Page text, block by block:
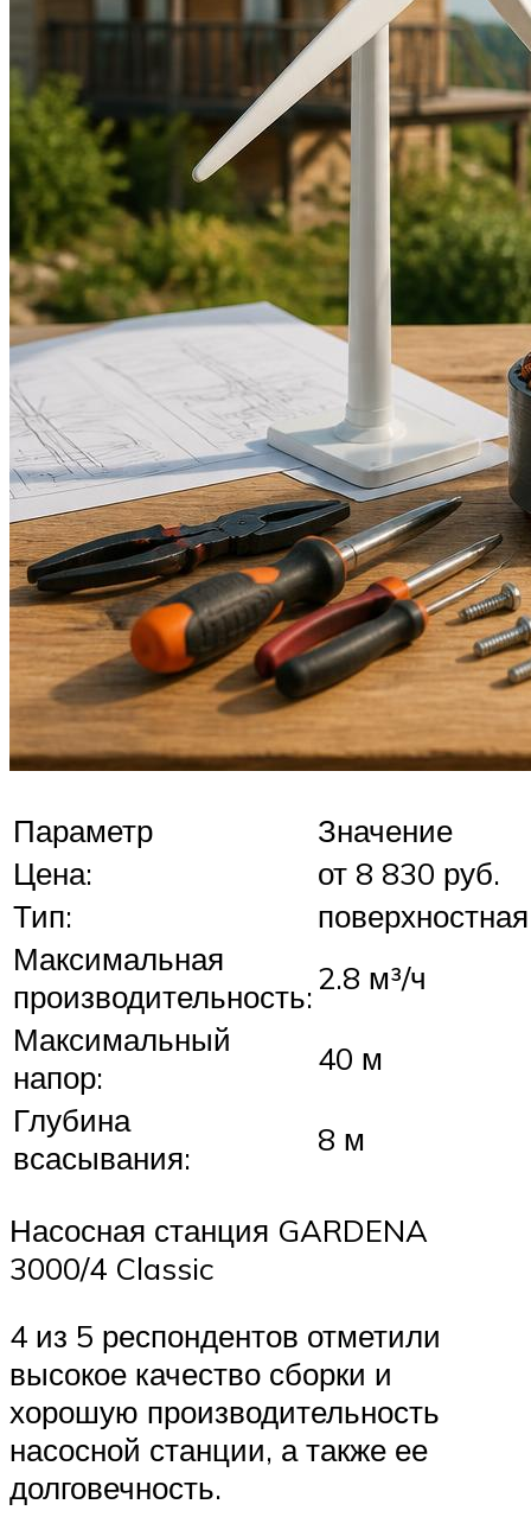
Параметр
Значение
Цена:
от 8 830 руб.
Тип:
поверхностная
Максимальная
производительность:2.8 м³/ч
Максимальный
напор:
40 м
Глубина
всасывания:
8 м
Насосная станция GARDENA
3000/4 Classic
4 из 5 респондентов отметили
высокое качество сборки и
хорошую производительность
насосной станции, а также ее
долговечность.